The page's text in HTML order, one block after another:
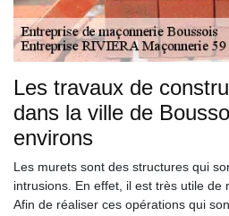
Les travaux de
dans la ville de
environs
Les murets sont des structures qui
intrusions. En effet, il est très utile de
Afin de réaliser ces opérations qui